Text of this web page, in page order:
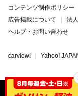
コンテンツ制作ポリシー
広告掲載について
法
ヘルプ・お問い合わせ
carview! Yahoo!